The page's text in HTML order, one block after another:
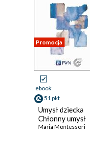
Promocja
ebook
51 pkt
Umysł dziecka
Chłonny umysł
Maria Montessori